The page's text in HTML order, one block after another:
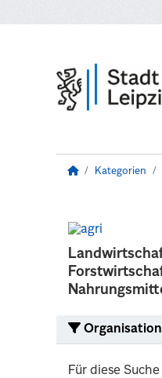
Kategorien
Für diese